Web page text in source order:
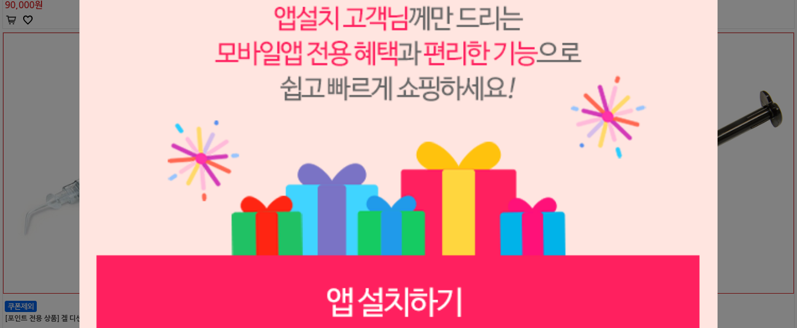
90,000원 140,000원
[포인트 전용 상품] 겔 디센다이저 [포인트 전용 상품] 라이트 픽스